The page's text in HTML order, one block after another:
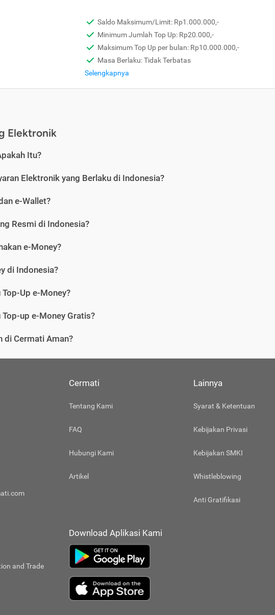
Saldo Maksimum/Limit: Rp1.000.000,-
Minimum Jumlah Top Up: Rp20.000,-
Maksimum Top Up per bulan: Rp10.000.000,-
Masa Berlaku: Tidak Terbatas
Selengkapnya
Elektronik
Itu?
Elektronik yang Berlaku di Indonesia?
e-Wallet?
Resmi di Indonesia?
e-Money?
di Indonesia?
Up e-Money?
up e-Money Gratis?
di Cermati Aman?
and Trade
Cermati
Tentang Kami
FAQ
Hubungi Kami
Artikel
Lainnya
Syarat & Ketentuan
Kebijakan Privasi
Kebijakan SMKI
Whistleblowing
Anti Gratifikasi
Download Aplikasi Kami